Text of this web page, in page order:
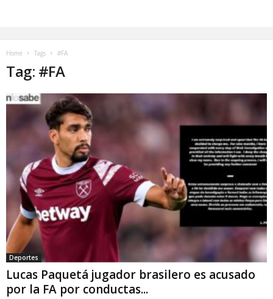
Home Tags #FA
Tag: #FA
Deportes
Lucas Paquetá jugador brasilero es acusado
por la FA por conductas...